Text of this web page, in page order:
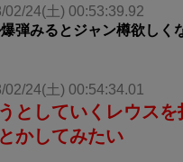
02/24(土) 00:53:39.92
弾みるとジャン樽欲しく
02/24(土) 00:54:34.01
としていくレウスを
かしてみたい